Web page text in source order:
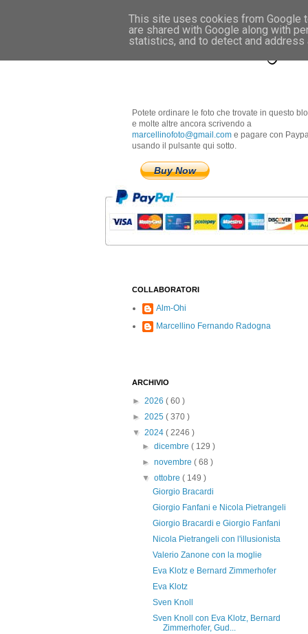
Marcellino
Potete ordinare le foto che trovate in questo
e molte altre ancora scrivendo a
marcellinofoto@gmail.com e pagare con
usando il pulsante qui sotto.
Buy Now
COLLABORATORI
Alm-Ohi
Marcellino Fernando Radogna
ARCHIVIO
► 2026 ( 60 )
► 2025 ( 370 )
▼ 2024 ( 2246 )
►dicembre( 129 )
►novembre( 68 )
▼ottobre( 149 )
Giorgio Bracardi
Giorgio Fanfani e Nicola Pietrangeli
Giorgio Bracardi e Giorgio Fanfani
Nicola Pietrangeli con l'illusionista
Valerio Zanone con la moglie
Eva Klotz e Bernard Zimmerhofer
Eva Klotz
Sven Knoll
Sven Knoll con Eva Klotz, Bernard
Zimmerhofer, Gud...
This site uses cookies from Google
are shared with Google along with
statistics, and to detect and address